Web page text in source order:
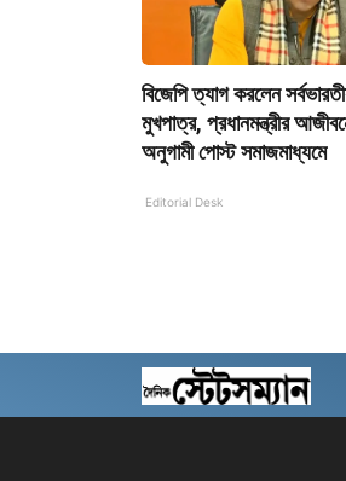
বিজেপি ত্যাগ করলেন
মুখপাত্র, প্রধানমন্ত্রীর
অনুগামী পোস্ট সমাজমাধ্যমে
Editorial Desk